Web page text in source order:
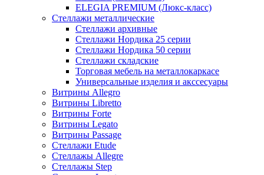
ELEGIA PREMIUM (Люкс-класс)
Стеллажи металлические
Стеллажи архивные
Стеллажи Нордика 25 серии
Стеллажи Нордика 50 серии
Стеллажи складские
Торговая мебель на металлокаркасе
Универсальные изделия и акссесуары
Витрины Allegro
Витрины Libretto
Витрины Forte
Витрины Legato
Витрины Passage
Стеллажи Etude
Стеллажы Allegre
Стеллажы Step